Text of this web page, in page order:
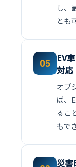
し、
とも
05
EV
対応
オプ
ば、
るこ
もで
災害